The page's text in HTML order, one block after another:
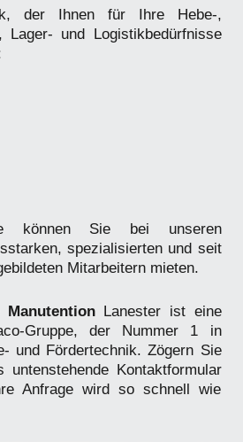
der Ihnen für Ihre Hebe-,
Lager- und Logistikbedürfnisse
können Sie bei unseren
spezialisierten und seit
Mitarbeitern mieten.
ManutentionLanester ist eine
Gruppe, der Nummer 1 in
und Fördertechnik. Zögern Sie
Kontaktformular
Anfrage wird so schnell wie